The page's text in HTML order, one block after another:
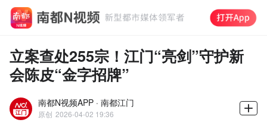
立案查处255宗！江门“亮剑”守护新
会陈皮“金字招牌”
南都N视频APP · 南都江门
原创 2026-04-02 19:36